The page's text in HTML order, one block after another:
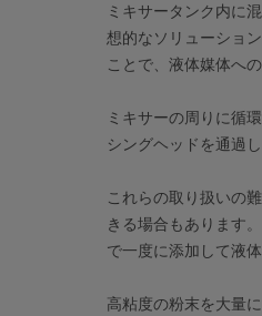
ミキサータンク内に
想的なソリューショ
ことで、液体媒体へ
ミキサーの周りに循
シングヘッドを通過
これらの取り扱いの
きる場合もあります
で一度に添加して液
高粘度の粉末を大量